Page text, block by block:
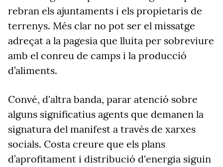
rebran els ajuntaments i els propietaris de
terrenys. Més clar no pot ser el missatge
adreçat a la pagesia que lluita per sobreviure
amb el conreu de camps i la producció
d’aliments.
Convé, d'altra banda, parar atenció sobre
alguns significatius agents que demanen la
signatura del manifest a través de xarxes
socials. Costa creure que els plans
d’aprofitament i distribució d'energia siguin